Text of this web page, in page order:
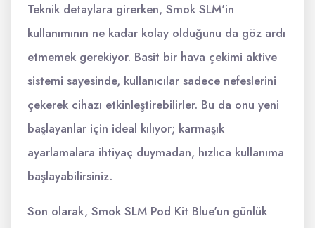
Teknik detaylara girerken, Smok SLM'in
kullanımının ne kadar kolay olduğunu da göz ardı
etmemek gerekiyor. Basit bir hava çekimi aktive
sistemi sayesinde, kullanıcılar sadece nefeslerini
çekerek cihazı etkinleştirebilirler. Bu da onu yeni
başlayanlar için ideal kılıyor; karmaşık
ayarlamalara ihtiyaç duymadan, hızlıca kullanıma
başlayabilirsiniz.
Son olarak, Smok SLM Pod Kit Blue'un günlük